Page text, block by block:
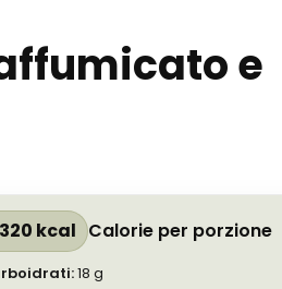
e
320 kcal Calorie per porzione
:18 g